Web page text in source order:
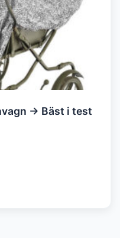
→ Bäst i test